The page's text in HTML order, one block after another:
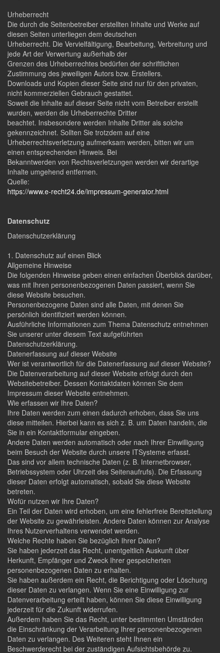
Urheberrecht
Die durch die Seitenbetreiber erstellten Inhalte und Werke auf
diesen Seiten unterliegen dem deutschen
Urheberrecht. Die Vervielfältigung, Bearbeitung, Verbreitung und
jede Art der Verwertung außerhalb der
Grenzen des Urheberrechtes bedürfen der schriftlichen
Zustimmung des jeweiligen Autors bzw. Erstellers.
Downloads und Kopien dieser Seite sind nur für den privaten,
nicht kommerziellen Gebrauch gestattet.
Soweit die Inhalte auf dieser Seite nicht vom Betreiber erstellt
wurden, werden die Urheberrechte Dritter
beachtet. Insbesondere werden Inhalte Dritter als solche
gekennzeichnet. Sollten Sie trotzdem auf eine
Urheberrechtsverletzung aufmerksam werden, bitten wir um
einen entsprechenden Hinweis. Bei
Bekanntwerden von Rechtsverletzungen werden wir derartige
Inhalte umgehend entfernen.
Quelle:
https://www.e-recht24.de/impressum-generator.html
Datenschutz
Datenschutzerklärung
1. Datenschutz auf einen Blick
Allgemeine Hinweise
Die folgenden Hinweise geben einen einfachen Überblick darüber,
was mit Ihren personenbezogenen Daten passiert, wenn Sie
diese Website besuchen.
Personenbezogene Daten sind alle Daten, mit denen Sie
persönlich identifiziert werden können.
Ausführliche Informationen zum Thema Datenschutz entnehmen
Sie unserer unter diesem Text aufgeführten
Datenschutzerklärung.
Datenerfassung auf dieser Website
Wer ist verantwortlich für die Datenerfassung auf dieser Website?
Die Datenverarbeitung auf dieser Website erfolgt durch den
Websitebetreiber. Dessen Kontaktdaten können Sie dem
Impressum dieser Website entnehmen.
Wie erfassen wir Ihre Daten?
Ihre Daten werden zum einen dadurch erhoben, dass Sie uns
diese mitteilen. Hierbei kann es sich z. B. um Daten handeln, die
Sie in ein Kontaktformular eingeben.
Andere Daten werden automatisch oder nach Ihrer Einwilligung
beim Besuch der Website durch unsere ITSysteme erfasst.
Das sind vor allem technische Daten (z. B. Internetbrowser,
Betriebssystem oder Uhrzeit des Seitenaufrufs). Die Erfassung
dieser Daten erfolgt automatisch, sobald Sie diese Website
betreten.
Wofür nutzen wir Ihre Daten?
Ein Teil der Daten wird erhoben, um eine fehlerfreie Bereitstellung
der Website zu gewährleisten. Andere Daten können zur Analyse
Ihres Nutzerverhaltens verwendet werden.
Welche Rechte haben Sie bezüglich Ihrer Daten?
Sie haben jederzeit das Recht, unentgeltlich Auskunft über
Herkunft, Empfänger und Zweck Ihrer gespeicherten
personenbezogenen Daten zu erhalten.
Sie haben außerdem ein Recht, die Berichtigung oder Löschung
dieser Daten zu verlangen. Wenn Sie eine Einwilligung zur
Datenverarbeitung erteilt haben, können Sie diese Einwilligung
jederzeit für die Zukunft widerrufen.
Außerdem haben Sie das Recht, unter bestimmten Umständen
die Einschränkung der Verarbeitung Ihrer personenbezogenen
Daten zu verlangen. Des Weiteren steht Ihnen ein
Beschwerderecht bei der zuständigen Aufsichtsbehörde zu.